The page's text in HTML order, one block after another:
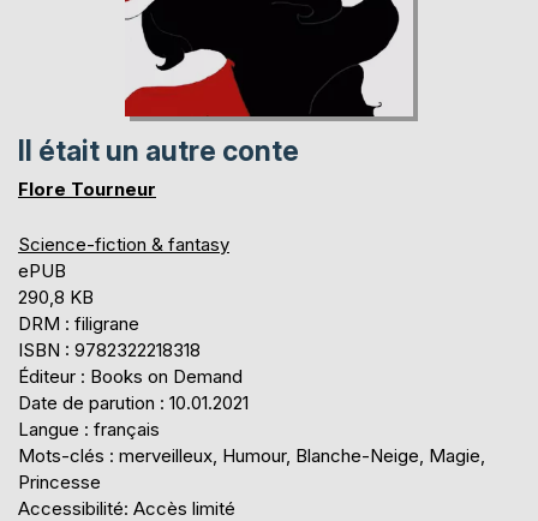
Il était un autre conte
Flore Tourneur
Science-fiction & fantasy
ePUB
290,8 KB
DRM : filigrane
ISBN : 9782322218318
Éditeur : Books on Demand
Date de parution : 10.01.2021
Langue : français
Mots-clés : merveilleux, Humour, Blanche-Neige, Magie,
Princesse
Accessibilité: Accès limité